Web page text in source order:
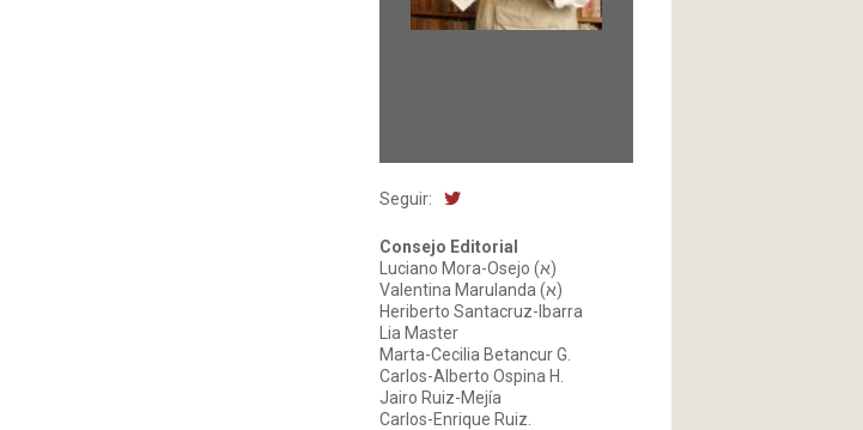
Seguir:
Consejo Editorial
Luciano Mora-Osejo (א)
Valentina Marulanda (א)
Heriberto Santacruz-Ibarra
Lia Master
Marta-Cecilia Betancur G.
Carlos-Alberto Ospina H.
Jairo Ruiz-Mejía
Carlos-Enrique Ruiz.